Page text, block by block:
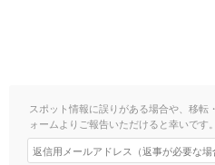
スポット情報に誤りがある場合や、移転
ォームよりご報告いただけると幸いです。